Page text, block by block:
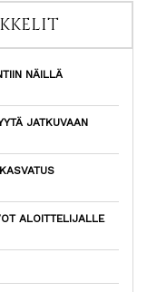
NÄILLÄ
JATKUVAAN
ALOITTELIJALLE